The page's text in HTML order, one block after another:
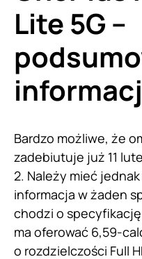
Lite 5G –
Bardzo możliwe, że
zadebiutuje już 11
2. Należy mieć
informacja w żaden
chodzi o
ma oferować 6,59-
o rozdzielczości Full